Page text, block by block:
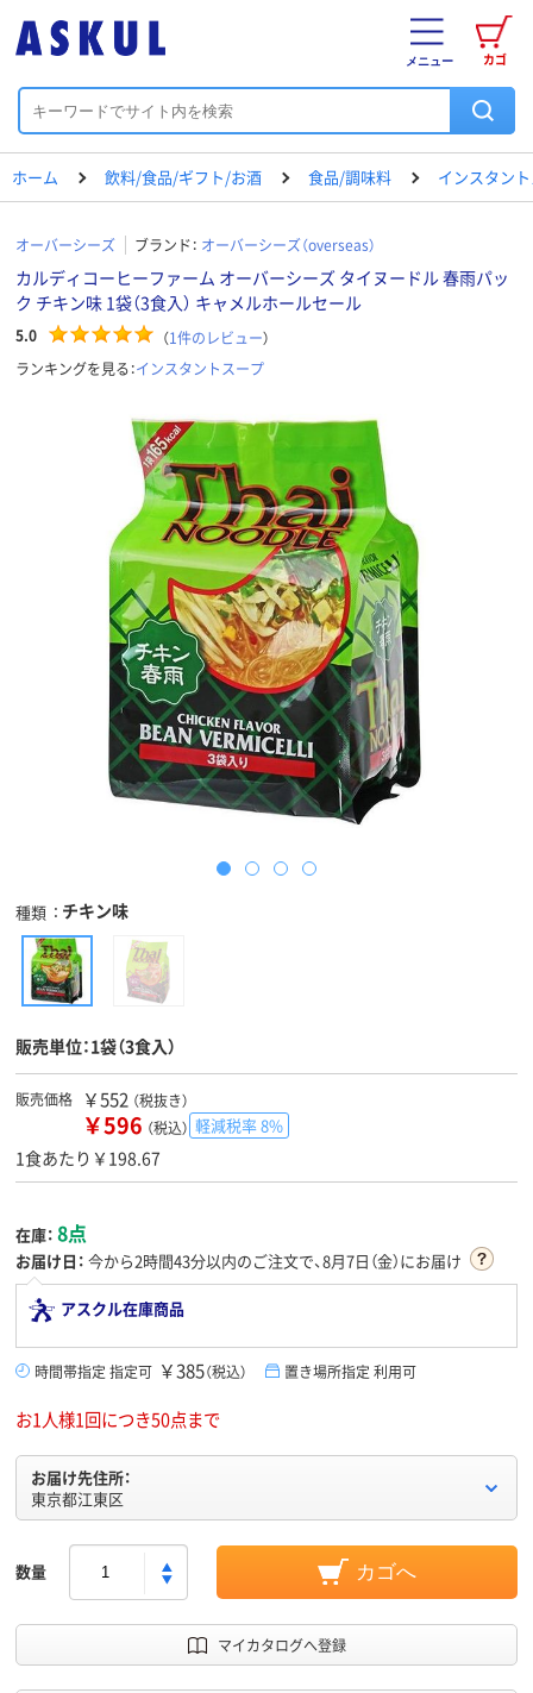
カゴ
メニュー
ホーム 飲料/食品/ギフト/お酒 食品/調味料 インスタン
オーバーシーズ ブランド： オーバーシーズ（overseas）
カルディコーヒーファーム オーバーシーズ タイヌードル 春雨パッ
ク チキン味 1袋（3食入） キャメルホールセール
5.0 （1件のレビュー）
ランキングを見る：インスタントスープ
種類 チキン味
販売単位：1袋（3食入）
販売価格 ￥552 （税抜き）
￥596 （税込） 軽減税率 8%
1食あたり￥198.67
在庫： 8点
お届け日： 今から2時間43分以内のご注文で、8月7日（金）にお届け
アスクル在庫商品
時間帯指定 指定可 ￥385（税込） 置き場所指定 利用可
お1人様1回につき50点まで
お届け先住所：
東京都江東区
数量 カゴへ
マイカタログへ登録